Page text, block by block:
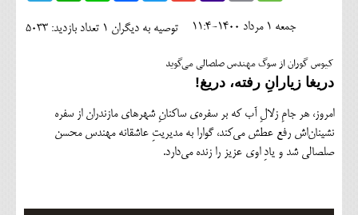
کلینیک
حقوقی
محیط زیست و گردشگری
اقتصادی
تعداد بازدید: 5033 توصیه به دیگران 1 جمعه 1 مرداد 1400-11:4
کیوس گوران از سوگ مهندس صلصالی می‌گوید
دریغا زیارانِ رفته، دریغ!
امروز، هر جامِ زلالِ آب که بر سفره‌ی ساکنانِ شهرهای مازندران از سفره
نشینان‌اش رفع عطش می‌کند، گوارا به مدیریتِ عاشقانه مهندس محسن
صلصالی شد و یادِ اوی عزیز را زنده می‌دارد.